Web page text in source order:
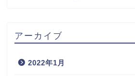
アーカイブ
2022年1月